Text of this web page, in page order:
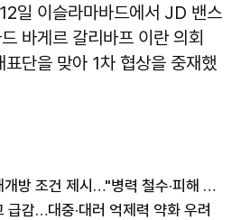
일 이슬라마바드에서 JD 밴스
바게르 갈리바프 이란 의회
단을 맞아 1차 협상을 중재했
이란, 美에 호르무즈 재개방 조건 제시…"병력 철수·피해 배상"
급감…대중·대러 억제력 약화 우려